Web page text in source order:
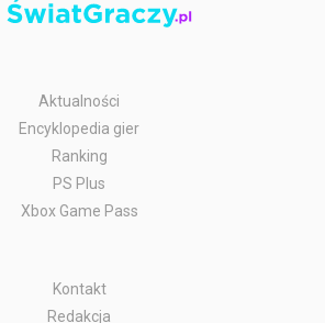
Aktualności
Encyklopedia gier
Ranking
PS Plus
Xbox Game Pass
Kontakt
Redakcja